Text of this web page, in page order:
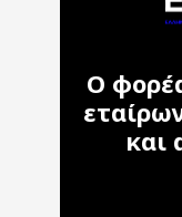
Ο
και